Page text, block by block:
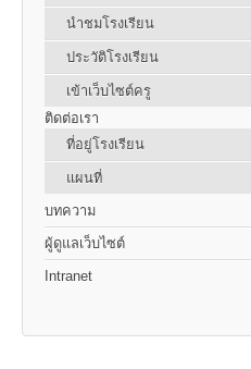
นำชมโรงเรียน
ประวัติโรงเรียน
เข้าเว็บไซต์ครู
ติดต่อเรา
ที่อยู่โรงเรียน
แผนที่
บทความ
ผู้ดูแลเว็บไซต์
Intranet